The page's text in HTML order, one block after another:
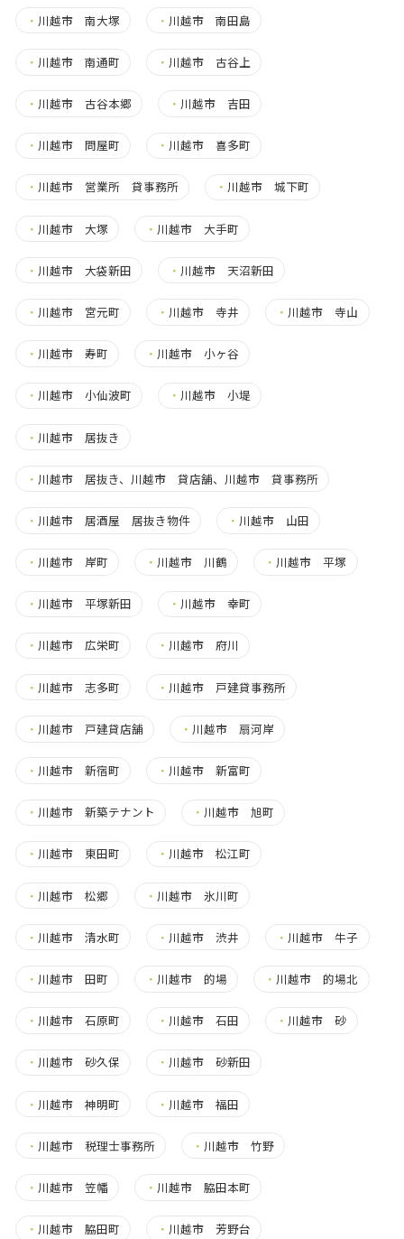
・ 川越市 南大塚 ・ 川越市 南田島
・ 川越市 南通町 ・ 川越市 古谷上
・ 川越市 古谷本郷 ・ 川越市 吉田
・ 川越市 問屋町 ・ 川越市 喜多町
・ 川越市 営業所 貸事務所 ・ 川越市 城下町
・ 川越市 大塚 ・ 川越市 大手町
・ 川越市 大袋新田 ・ 川越市 天沼新田
・ 川越市 宮元町 ・ 川越市 寺井 ・ 川越市 寺山
・ 川越市 寿町 ・ 川越市 小ヶ谷
・ 川越市 小仙波町 ・ 川越市 小堤
・ 川越市 居抜き
・ 川越市 居抜き、川越市 貸店舗、川越市 貸事務所
・ 川越市 居酒屋 居抜き物件 ・ 川越市 山田
・ 川越市 岸町 ・ 川越市 川鶴 ・ 川越市 平塚
・ 川越市 平塚新田 ・ 川越市 幸町
・ 川越市 広栄町 ・ 川越市 府川
・ 川越市 志多町 ・ 川越市 戸建貸事務所
・ 川越市 戸建貸店舗 ・ 川越市 扇河岸
・ 川越市 新宿町 ・ 川越市 新富町
・ 川越市 新築テナント ・ 川越市 旭町
・ 川越市 東田町 ・ 川越市 松江町
・ 川越市 松郷 ・ 川越市 氷川町
・ 川越市 清水町 ・ 川越市 渋井 ・ 川越市 牛子
・ 川越市 田町 ・ 川越市 的場 ・ 川越市 的場北
・ 川越市 石原町 ・ 川越市 石田 ・ 川越市 砂
・ 川越市 砂久保 ・ 川越市 砂新田
・ 川越市 神明町 ・ 川越市 福田
・ 川越市 税理士事務所 ・ 川越市 竹野
・ 川越市 笠幡 ・ 川越市 脇田本町
・ 川越市 脇田町 ・ 川越市 芳野台